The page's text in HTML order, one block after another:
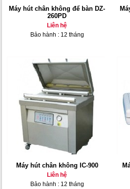
Máy hút chân không để bàn DZ-
260PD
Liên hệ
Bảo hành : 12 tháng
Máy hút chân không IC-900
Liên hệ
Bảo hành : 12 tháng